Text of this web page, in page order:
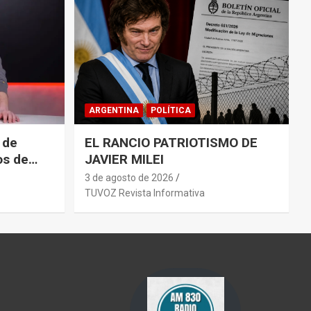
de
ARGENTINA POLÍTICA
EL RANCIO PATRIOTISMO DE
JAVIER MILEI
3 de agosto de 2026
TUVOZ Revista Informativa